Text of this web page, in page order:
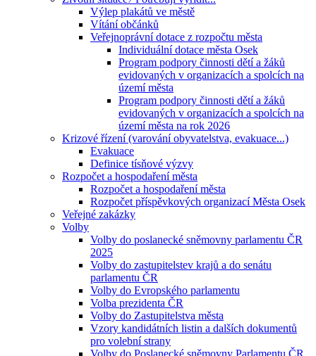
Výlep plakátů ve městě
Vítání občánků
Veřejnoprávní dotace z rozpočtu města
Individuální dotace města Osek
Program podpory činnosti dětí a žáků
evidovaných v organizacích a spolcích na
území města
Program podpory činnosti dětí a žáků
evidovaných v organizacích a spolcích na
území města na rok 2026
Krizové řízení (varování obyvatelstva, evakuace...)
Evakuace
Definice tísňové výzvy
Rozpočet a hospodaření města
Rozpočet a hospodaření města
Rozpočet příspěvkových organizací Města Osek
Veřejné zakázky
Volby
Volby do poslanecké sněmovny parlamentu ČR
2025
Volby do zastupitelstev krajů a do senátu
parlamentu ČR
Volby do Evropského parlamentu
Volba prezidenta ČR
Volby do Zastupitelstva města
Vzory kandidátních listin a dalších dokumentů
pro volební strany
Volby do Poslanecké sněmovny Parlamentu ČR